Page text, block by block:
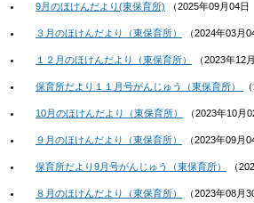
9月のほけんだより(東保育所) （2025年09月04日
３月のほけんだより（東保育所） （2024年03月
１２月のほけんだより（東保育所） （2023年12
保育所だより１１月号がんじゅう（東保育所） （
10月のほけんだより（東保育所） （2023年10月
９月のほけんだより（東保育所） （2023年09月
保育所だより9月号がんじゅう（東保育所） （
８月のほけんだより（東保育所） （2023年08月